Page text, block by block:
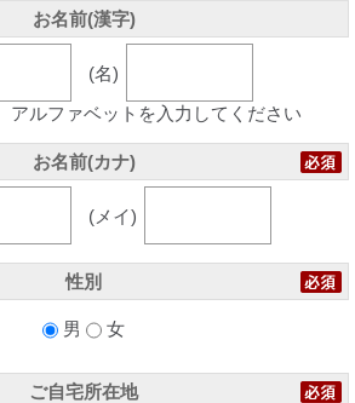
お名前(漢字)
(名)
アルファベットを入力してください
お名前(カナ)
(メイ)
性別
男 女
ご自宅所在地